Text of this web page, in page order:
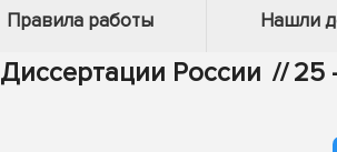
Правила работы Нашли
Диссертации России // 25